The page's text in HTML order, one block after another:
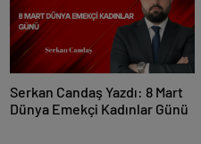
Serkan Candaş Yazdı: 8 Mart
Dünya Emekçi Kadınlar Günü